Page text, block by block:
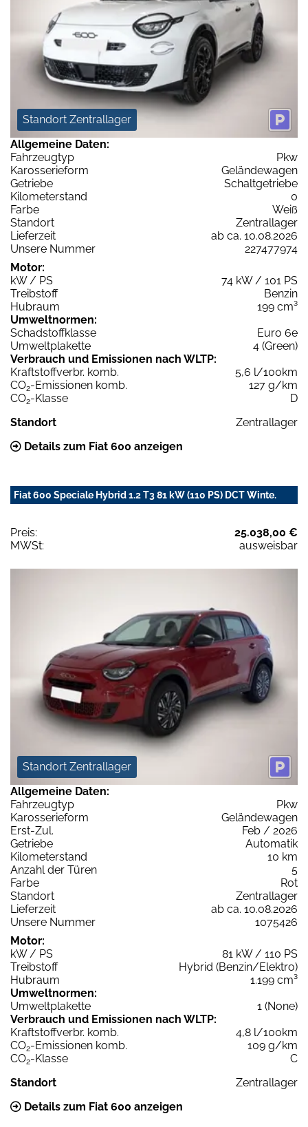
Standort Zentrallager
Allgemeine Daten:
Fahrzeugtyp
Pkw
Karosserieform
Geländewagen
Getriebe
Schaltgetriebe
Kilometerstand
0
Farbe
Weiß
Standort
Zentrallager
Lieferzeit
ab ca. 10.08.2026
Unsere Nummer
227477974
Motor:
kW / PS
74 kW / 101 PS
Treibstoff
Benzin
Hubraum
199 cm³
Umweltnormen:
Schadstoffklasse
Euro 6e
Umweltplakette
4 (Green)
Verbrauch und Emissionen nach WLTP:
Kraftstoffverbr. komb.
5,6 l/100km
CO2-Emissionen komb.
127 g/km
CO2-Klasse
D
Standort
Zentrallager
Details zum Fiat 600 anzeigen
Fiat 600 Speciale Hybrid 1.2 T3 81 kW (110 PS) DCT Winte.
Preis:
25.038,00 €
MWSt:
ausweisbar
Standort Zentrallager
Allgemeine Daten:
Fahrzeugtyp
Pkw
Karosserieform
Geländewagen
Erst-Zul.
Feb / 2026
Getriebe
Automatik
Kilometerstand
10 km
Anzahl der Türen
5
Farbe
Rot
Standort
Zentrallager
Lieferzeit
ab ca. 10.08.2026
Unsere Nummer
1075426
Motor:
kW / PS
81 kW / 110 PS
Treibstoff
Hybrid (Benzin/Elektro)
Hubraum
1.199 cm³
Umweltnormen:
Umweltplakette
1 (None)
Verbrauch und Emissionen nach WLTP:
Kraftstoffverbr. komb.
4,8 l/100km
CO2-Emissionen komb.
109 g/km
CO2-Klasse
C
Standort
Zentrallager
Details zum Fiat 600 anzeigen